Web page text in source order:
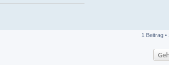
1 Beitrag •